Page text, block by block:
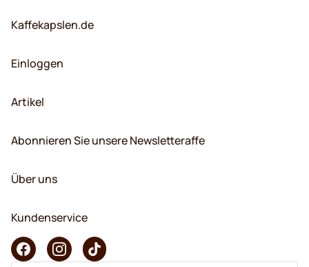
Kaffekapslen.de
Einloggen
Artikel
Abonnieren Sie unsere Newsletteraffe
Über uns
Kundenservice